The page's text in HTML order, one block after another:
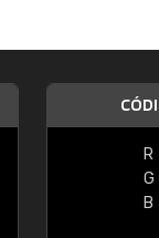
R
G
B